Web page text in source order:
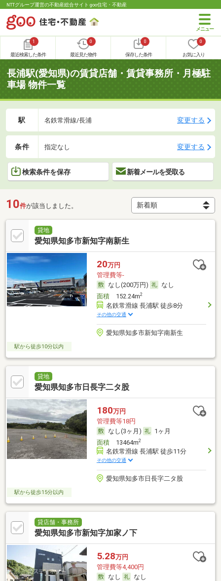
NTTグループ運営の不動産総合サイト goo住宅・不動産
1
最近検索した条件
0
最近見た物件
0
保存した条件
0
お気に入り
長浦駅(愛知県)の賃貸店舗・賃貸事務所・月極駐
車場 物件一覧
駅 名鉄常滑線/長浦 変更する
条件 指定なし 変更する
検索条件を保存 新着メールを受取る
10件が該当しました。
貸地
愛知県知多市新知字南新生
20万円
管理費等-
なし(200万円)
なし
面積152.24m2
名鉄常滑線 長浦駅 徒歩8分
その他の交通
愛知県知多市新知字南新生
駅から徒歩10分以内
貸地
愛知県知多市日長字二タ股
180万円
管理費等18円
なし(3ヶ月)
1ヶ月
面積13464m2
名鉄常滑線 長浦駅 徒歩11分
その他の交通
愛知県知多市日長字二タ股
駅から徒歩15分以内
貸店舗・事務所
愛知県知多市新知字加家ノ下
5.28万円
管理費等4,400円
なし
なし